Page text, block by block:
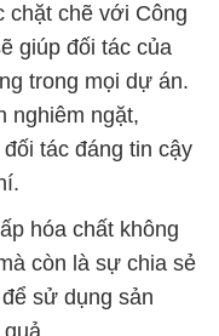
chặt chẽ với Công
giúp đối tác của
trong mọi dự án.
nghiêm ngặt,
tác đáng tin cậy
hóa chất không
còn là sự chia sẻ
sử dụng sản